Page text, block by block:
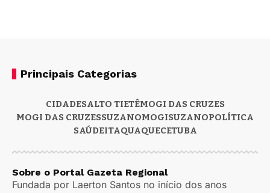
Principais Categorias
CIDADESALTO TIETÊMOGI DAS CRUZES
MOGI DAS CRUZESSUZANOMOGISUZANOPOLÍTICA
SAÚDEITAQUAQUECETUBA
Sobre o Portal Gazeta Regional
Fundada por Laerton Santos no início dos anos